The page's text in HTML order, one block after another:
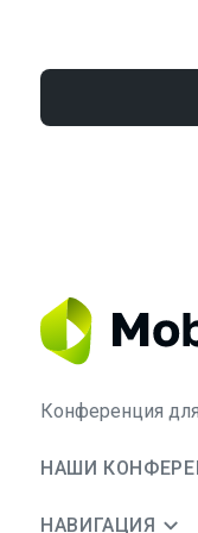
Конференция
НАШИ
НАВИГАЦИЯ